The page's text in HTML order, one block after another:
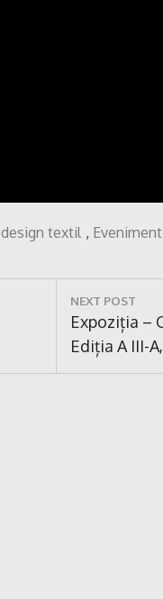
design textil ,
NEXT POST
Next
Post:
Expoziția –
Ediția A III-